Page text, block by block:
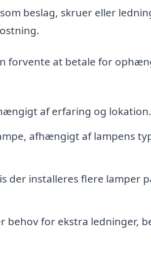
beslag, skruer eller
forvente at betale for
af erfaring og lokation.
afhængigt af lampens
der installeres flere lamper
behov for ekstra ledninger,